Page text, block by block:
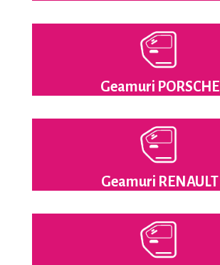
Geamuri PORSCHE
Geamuri RENAULT